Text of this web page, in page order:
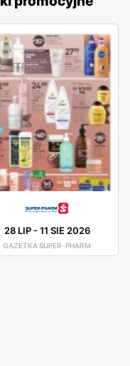
28 LIP-11 SIE 2026
GAZETKA SUPER-PHARM